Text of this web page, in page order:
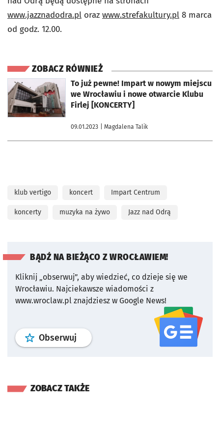
www.jazznadodra.pl oraz www.strefakultury.pl 8 marca
od godz. 12.00.
ZOBACZ RÓWNIEŻ
To już pewne! Impart w nowym miejscu
we Wrocławiu i nowe otwarcie Klubu
Firlej [KONCERTY]
09.01.2023 | Magdalena Talik
otworzy się w nowej karcie
klub vertigo koncert Impart Centrum
koncerty muzyka na żywo Jazz nad Odrą
BĄDŹ NA BIEŻĄCO Z WROCŁAWIEM!
Kliknij „obserwuj”, aby wiedzieć, co dzieje się we
Wrocławiu. Najciekawsze wiadomości z
www.wroclaw.pl znajdziesz w Google News!
Obserwuj profil serwisu
ZOBACZ TAKŻE